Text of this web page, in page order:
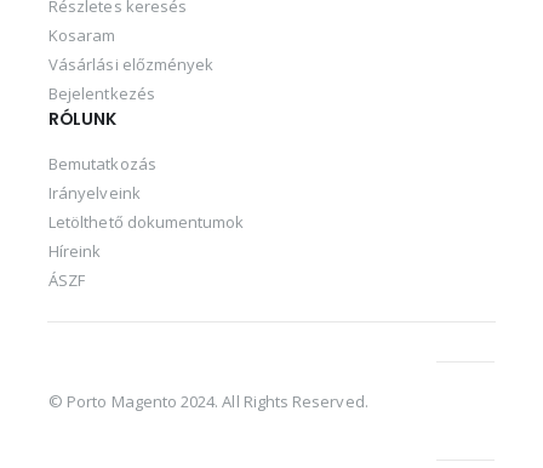
Részletes keresés
Kosaram
Vásárlási előzmények
Bejelentkezés
RÓLUNK
Bemutatkozás
Irányelveink
Letölthető dokumentumok
Híreink
ÁSZF
© Porto Magento 2024. All Rights Reserved.